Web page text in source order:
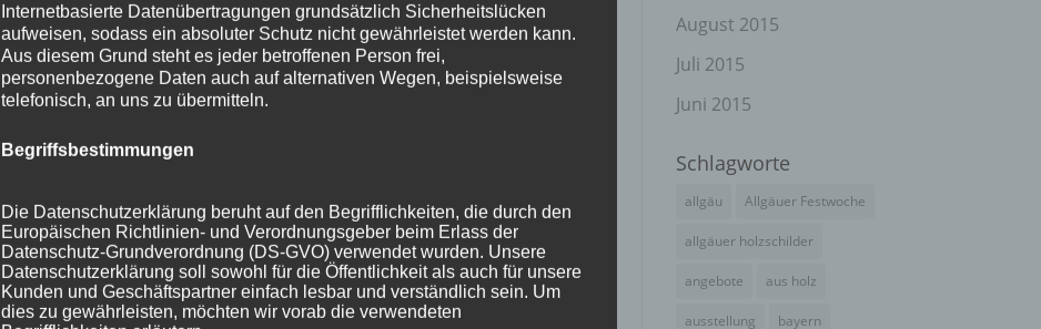
August 2015
Juli 2015
Juni 2015
Schlagworte
allgäu Allgäuer Festwoche
allgäuer holzschilder
angebote aus holz
ausstellung bayern
Internetbasierte Datenübertragungen grundsätzlich Sicherheitslücken
aufweisen, sodass ein absoluter Schutz nicht gewährleistet werden kann.
Aus diesem Grund steht es jeder betroffenen Person frei,
personenbezogene Daten auch auf alternativen Wegen, beispielsweise
telefonisch, an uns zu übermitteln.
Begriffsbestimmungen
Die Datenschutzerklärung beruht auf den Begrifflichkeiten, die durch den
Europäischen Richtlinien- und Verordnungsgeber beim Erlass der
Datenschutz-Grundverordnung (DS-GVO) verwendet wurden. Unsere
Datenschutzerklärung soll sowohl für die Öffentlichkeit als auch für unsere
Kunden und Geschäftspartner einfach lesbar und verständlich sein. Um
dies zu gewährleisten, möchten wir vorab die verwendeten